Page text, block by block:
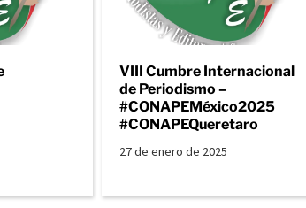
VIII Cumbre Internacional
de Periodismo –
#CONAPEMéxico2025
#CONAPEQueretaro
27 de enero de 2025